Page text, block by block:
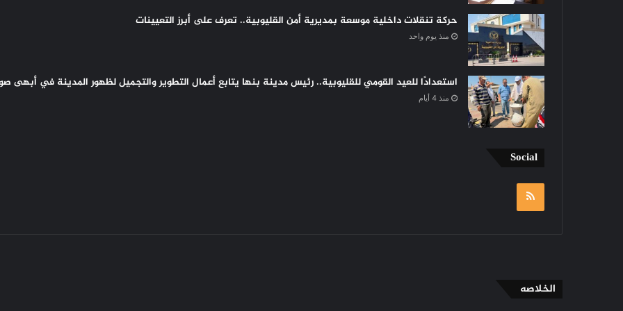
حركة تنقلات داخلية موسعة بمديرية أمن القليوبية.. تعرف على أبرز التعيينات
منذ يوم واحد
استعدادًا للعيد القومي للقليوبية.. رئيس مدينة بنها يتابع أعمال التطوير والتجميل لظهور المدينة في أبهى
منذ 4 أيام
Social
RSS
الخلاصه